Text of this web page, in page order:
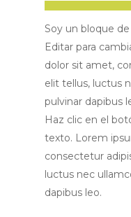
Soy un bloque
Editar para
dolor sit amet,
elit tellus, luctus
pulvinar dapibus
Haz clic en el
texto. Lorem
consectetur
luctus nec
dapibus leo.